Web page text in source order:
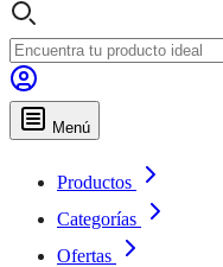
Menú
Productos
Categorías
Ofertas